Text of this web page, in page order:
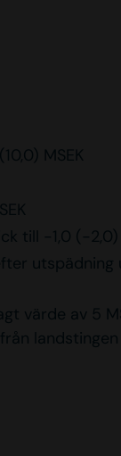
MSEK
till -1,0 (-2,0)
utspädning
värde av 5
landstingen